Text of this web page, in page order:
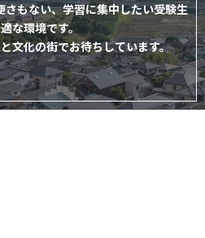
もない、学習に集中したい受験生
な環境です。
文化の街でお待ちしています。